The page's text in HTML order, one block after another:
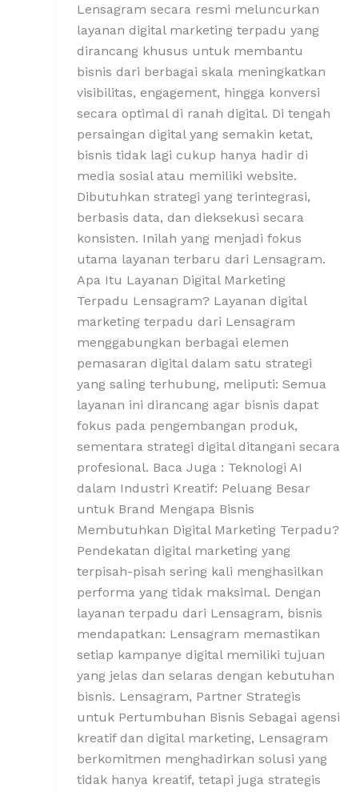
Lensagram secara resmi meluncurkan
layanan digital marketing terpadu yang
dirancang khusus untuk membantu
bisnis dari berbagai skala meningkatkan
visibilitas, engagement, hingga konversi
secara optimal di ranah digital. Di tengah
persaingan digital yang semakin ketat,
bisnis tidak lagi cukup hanya hadir di
media sosial atau memiliki website.
Dibutuhkan strategi yang terintegrasi,
berbasis data, dan dieksekusi secara
konsisten. Inilah yang menjadi fokus
utama layanan terbaru dari Lensagram.
Apa Itu Layanan Digital Marketing
Terpadu Lensagram? Layanan digital
marketing terpadu dari Lensagram
menggabungkan berbagai elemen
pemasaran digital dalam satu strategi
yang saling terhubung, meliputi: Semua
layanan ini dirancang agar bisnis dapat
fokus pada pengembangan produk,
sementara strategi digital ditangani secara
profesional. Baca Juga : Teknologi AI
dalam Industri Kreatif: Peluang Besar
untuk Brand Mengapa Bisnis
Membutuhkan Digital Marketing Terpadu?
Pendekatan digital marketing yang
terpisah-pisah sering kali menghasilkan
performa yang tidak maksimal. Dengan
layanan terpadu dari Lensagram, bisnis
mendapatkan: Lensagram memastikan
setiap kampanye digital memiliki tujuan
yang jelas dan selaras dengan kebutuhan
bisnis. Lensagram, Partner Strategis
untuk Pertumbuhan Bisnis Sebagai agensi
kreatif dan digital marketing, Lensagram
berkomitmen menghadirkan solusi yang
tidak hanya kreatif, tetapi juga strategis